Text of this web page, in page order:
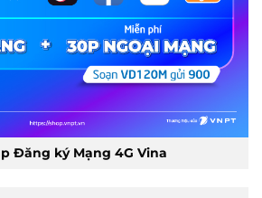
Đăng ký Mạng 4G Vina